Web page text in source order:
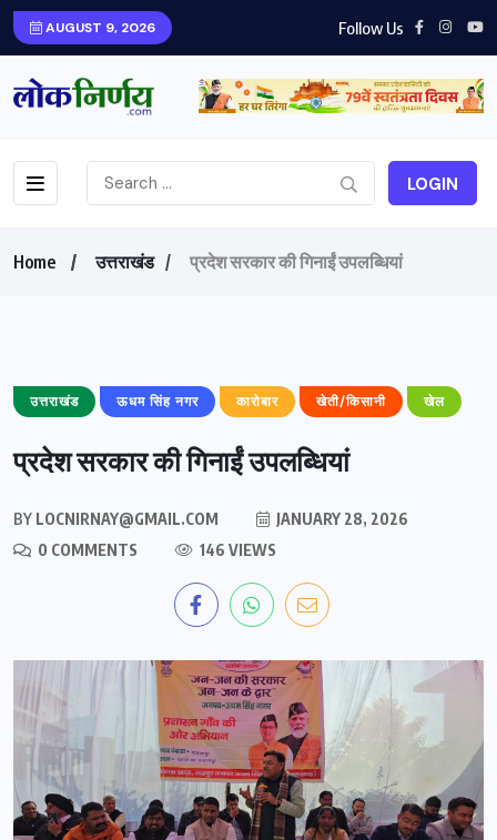
AUGUST 9, 2026 Follow Us
LOGIN
Home उत्तराखंड प्रदेश सरकार की गिनाईं उपलब्धियां
उत्तराखंड ऊधम सिंह नगर कारोबार खेती/किसानी खेल
प्रदेश सरकार की गिनाईं उपलब्धियां
BY LOCNIRNAY@GMAIL.COM
JANUARY 28, 2026
0 COMMENTS
146 VIEWS